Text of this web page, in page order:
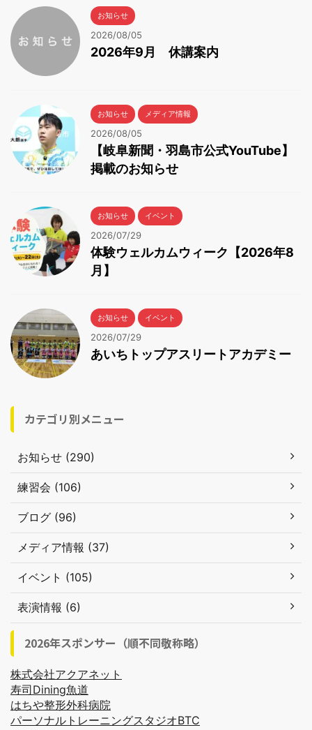
お知らせ
2026/08/05
2026年9月 休講案内
お知らせ メディア情報
2026/08/05
【岐阜新聞・羽島市公式YouTube】
掲載のお知らせ
お知らせ イベント
2026/07/29
体験ウェルカムウィーク【2026年8
月】
お知らせ イベント
2026/07/29
あいちトップアスリートアカデミー
カテゴリ別メニュー
お知らせ (290)
練習会 (106)
ブログ (96)
メディア情報 (37)
イベント (105)
表演情報 (6)
2026年スポンサー（順不同敬称略）
株式会社アクアネット
寿司Dining魚道
はちや整形外科病院
パーソナルトレーニングスタジオBTC